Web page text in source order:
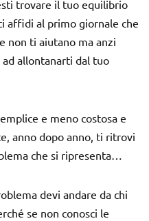
trovare il tuo equilibrio
affidi al primo giornale che
non ti aiutano ma anzi
allontanarti dal tuo
e meno costosa e
anno dopo anno, ti ritrovi
che si ripresenta…
devi andare da chi
se non conosci le